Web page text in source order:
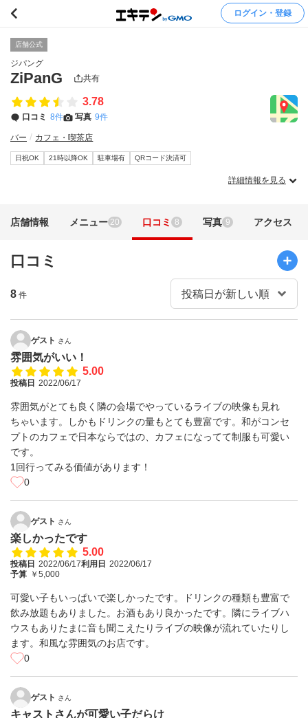
ログイン・登録
店舗公式
ジパング
ZiPanG 共有
3.78
口コミ 8件 写真 9件
バー カフェ・喫茶店
日祝OK 21時以降OK 駐車場有 QRコード決済可
詳細情報を見る
店舗情報 メニュー 20 口コミ 8 写真 9 アクセス
口コミ
8 件
ゲスト さん
雰囲気がいい！
5.00
投稿日 2022/06/17
雰囲気がとても良く隣の会場でやっているライブの映像も見れ
ちゃいます。しかもドリンクの量もとても豊富です。和がコンセ
プトのカフェで日本ならではの、カフェになってて制服も可愛い
です。
1回行ってみる価値があります！
0
ゲスト さん
楽しかったです
5.00
投稿日 2022/06/17利用日 2022/06/17
予算 ￥5,000
可愛い子もいっぱいで楽しかったです。ドリンクの種類も豊富で
飲み放題もありました。お酒もあり良かったです。隣にライブハ
ウスもありたまに音も聞こえたりライブの映像が流れていたりし
ます。和風な雰囲気のお店です。
0
ゲスト さん
キャストさんが可愛い子だらけ